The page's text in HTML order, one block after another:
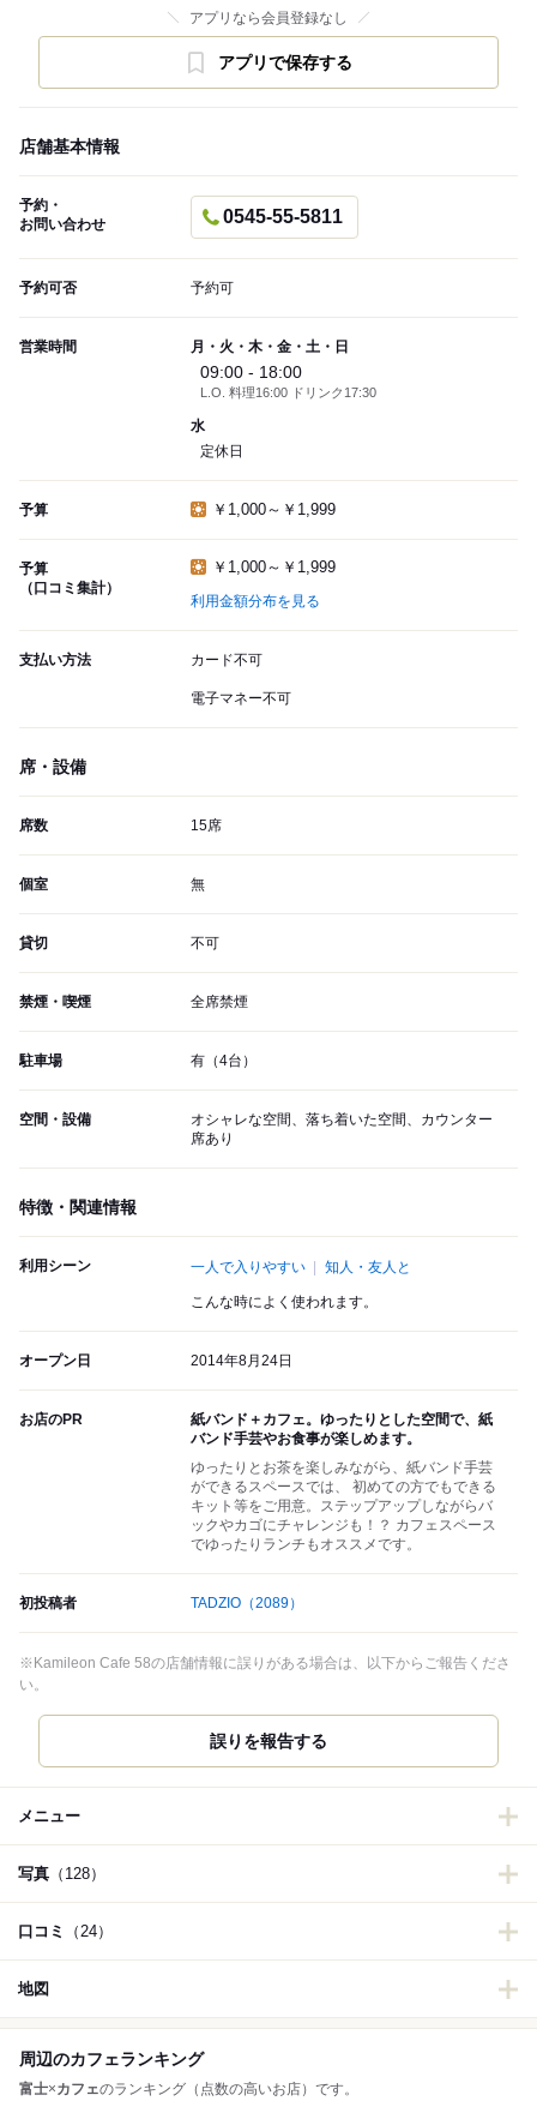
アプリなら会員登録なし
アプリで保存する
店舗基本情報
予約・
お問い合わせ
0545-55-5811
予約可否 予約可
営業時間 月・火・木・金・土・日
09:00 - 18:00
L.O. 料理16:00 ドリンク17:30
水
定休日
予算 ￥1,000～￥1,999
予算
（口コミ集計）
￥1,000～￥1,999
利用金額分布を見る
支払い方法 カード不可
電子マネー不可
席・設備
席数 15席
個室 無
貸切 不可
禁煙・喫煙 全席禁煙
駐車場 有（4台）
空間・設備
オシャレな空間、落ち着いた空間、カウンター
席あり
特徴・関連情報
利用シーン 一人で入りやすい 知人・友人と
こんな時によく使われます。
オープン日 2014年8月24日
お店のPR
紙バンド＋カフェ。ゆったりとした空間で、紙
バンド手芸やお食事が楽しめます。
ゆったりとお茶を楽しみながら、紙バンド手芸
ができるスペースでは、 初めての方でもできる
キット等をご用意。ステップアップしながらバ
ックやカゴにチャレンジも！？ カフェスペース
でゆったりランチもオススメです。
初投稿者 TADZIO （2089）
※Kamileon Cafe 58の店舗情報に誤りがある場合は、以下からご報告くださ
い。
誤りを報告する
メニュー
写真 （128）
口コミ （24）
地図
周辺のカフェランキング
富士×カフェのランキング（点数の高いお店）です。